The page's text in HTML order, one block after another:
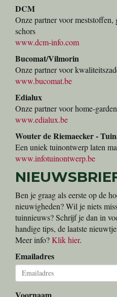
DCM
Onze partner voor meststoffen,
schors
www.dcm-info.com
Bucomat/Vilmorin
Onze partner voor
www.bucomat.be
Edialux
Onze partner voor home-
www.edialux.be
Wouter de Riemaecker -
Een uniek tuinontwerp laten
www.infotuinontwerp.be
Ben je graag als eerste op de
nieuwigheden? Wil je niets
tuinnieuws? Schrijf je dan in
handige tips, de laatste
Meer info?Klik hier.
Emailadres
Voornaam